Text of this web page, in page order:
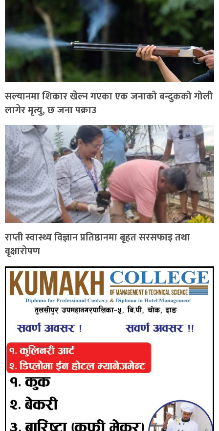
सल्यानमा शिकार खेल्न गएका एक जनाको बन्दुकको गोली
लागेर मृत्यु, छ जना पक्राउ
राप्ती स्वास्थ्य विज्ञान प्रतिष्ठानमा बृहत सरसफाइ तथा
वृक्षारोपण